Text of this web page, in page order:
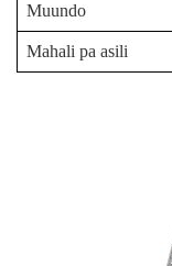
Muundo
Mahali pa asili